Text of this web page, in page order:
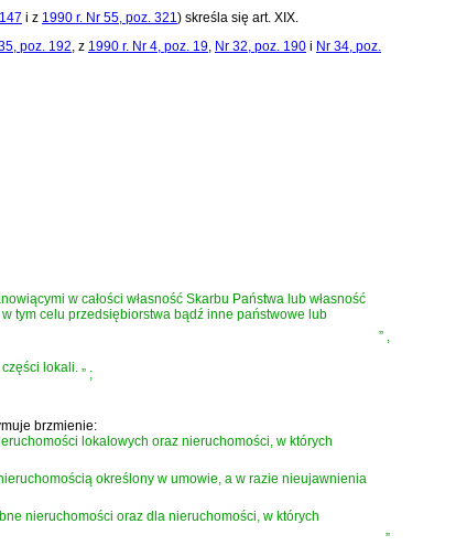
i z 1990 r. Nr 55, poz. 321 ) skreśla się art. XIX.
poz. 192 , z 1990 r. Nr 4, poz. 19 Nr 32, poz. 190 i Nr 34, poz.
w całości własność Skarbu Państwa lub własność
tym celu przedsiębiorstwa bądź inne państwowe lub
” ,
lokali. ” ;
brzmienie:
lokalowych oraz nieruchomości, w których
określony w umowie, a w razie nieujawnienia
nieruchomości oraz dla nieruchomości, w których
”